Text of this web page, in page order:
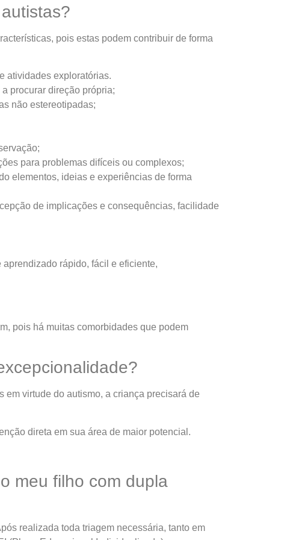
pois estas podem contribuir de forma
atividades exploratórias.
procurar direção própria;
não estereotipadas;
para problemas difíceis ou complexos;
elementos, ideias e experiências de forma
de implicações e consequências, facilidade
rápido, fácil e eficiente,
pois há muitas comorbidades que podem
virtude do autismo, a criança precisará de
direta em sua área de maior potencial.
meu filho com dupla
realizada toda triagem necessária, tanto em